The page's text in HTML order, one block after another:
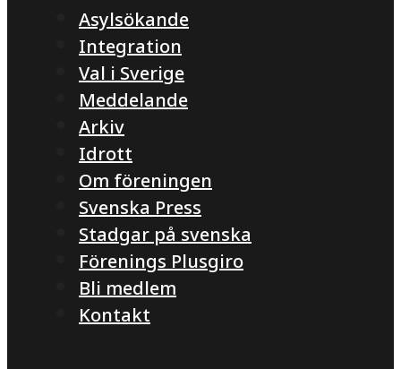
Asylsökande
Integration
Val i Sverige
Meddelande
Arkiv
Idrott
Om föreningen
Svenska Press
Stadgar på svenska
Förenings Plusgiro
Bli medlem
Kontakt